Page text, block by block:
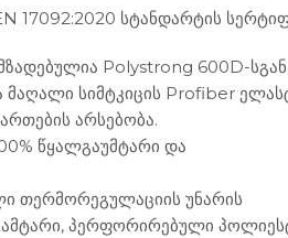
17092:2020 სტანდარტის
Polystrong 600D-
სიმტკიცის Profiber
არსებობა.
წყალგაუმტარი და
თერმორეგულაციის უნარის
პერფორირებული